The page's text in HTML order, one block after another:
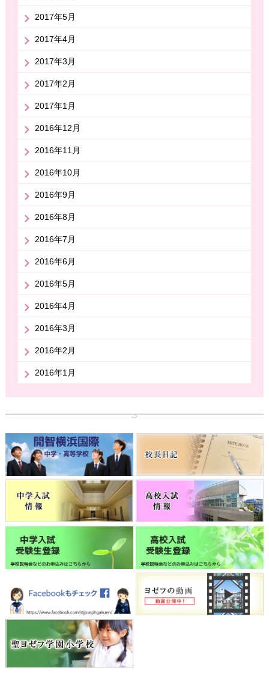
2017年5月
2017年4月
2017年3月
2017年2月
2017年1月
2016年12月
2016年11月
2016年10月
2016年9月
2016年8月
2016年7月
2016年6月
2016年5月
2016年4月
2016年3月
2016年2月
2016年1月